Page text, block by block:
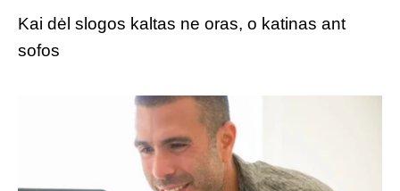
Kai dėl slogos kaltas ne oras, o katinas ant
sofos